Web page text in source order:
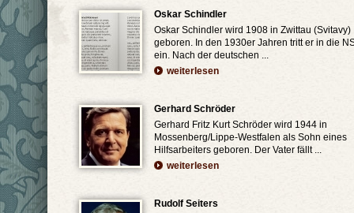
Oskar Schindler
Oskar Schindler wird 1908 in Zwittau (Svitavy)
geboren. In den 1930er Jahren tritt er in die
ein. Nach der deutschen ...
weiterlesen
Gerhard Schröder
Gerhard Fritz Kurt Schröder wird 1944 in
Mossenberg/Lippe-Westfalen als Sohn eines
Hilfsarbeiters geboren. Der Vater fällt ...
weiterlesen
Rudolf Seiters